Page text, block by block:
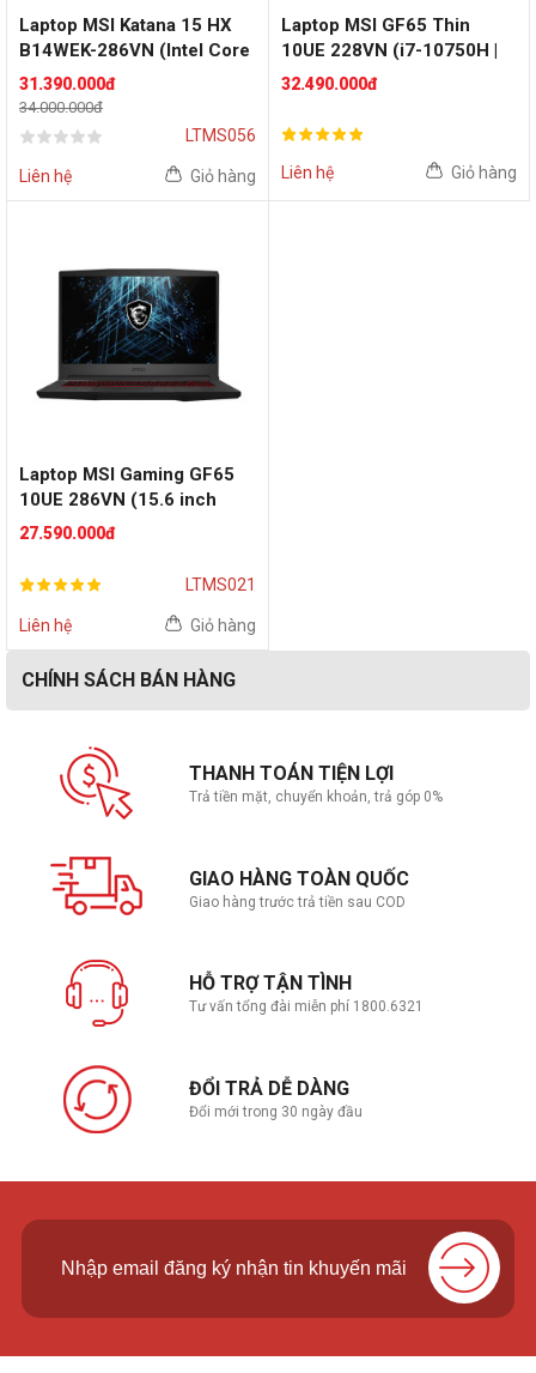
Laptop MSI Katana 15 HX
B14WEK-286VN (Intel Core
i5-14450HX | RTX 5050
8GB | 15.6 inch QHD 165Hz
| 16GB | 512GB | Win 11 |
31.390.000đ
34.000.000đ
LTMS056
Liên hệ Giỏ hàng
Laptop MSI GF65 Thin
10UE 228VN (i7-10750H |
RAM-16GB | SSD-512GB |
Win10)
32.490.000đ
Liên hệ Giỏ hàng
Laptop MSI Gaming GF65
10UE 286VN (15.6 inch
FHD | i5 10500H | RTX 3060
WIN10 | BLACK)
27.590.000đ
LTMS021
Liên hệ Giỏ hàng
CHÍNH SÁCH BÁN HÀNG
THANH TOÁN TIỆN LỢI
Trả tiền mặt, chuyển khoản, trả góp 0%
GIAO HÀNG TOÀN QUỐC
Giao hàng trước trả tiền sau COD
HỖ TRỢ TẬN TÌNH
Tư vấn tổng đài miễn phí 1800.6321
ĐỔI TRẢ DỄ DÀNG
Đổi mới trong 30 ngày đầu